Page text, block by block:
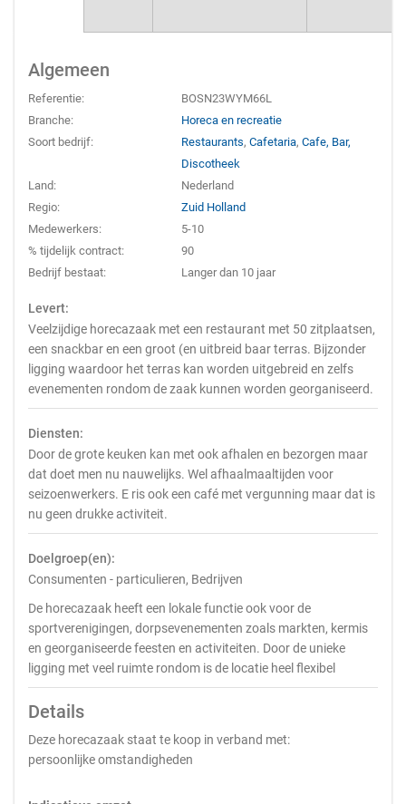
Algemeen
Referentie:
BOSN23WYM66L
Branche:
Horeca en recreatie
Soort bedrijf:
Restaurants,Cafetaria,Cafe, Bar,
Discotheek
Land:
Nederland
Regio:
Zuid Holland
Medewerkers:
5-10
% tijdelijk contract:
90
Bedrijf bestaat:
Langer dan 10 jaar
Levert:
Veelzijdige horecazaak met een restaurant met 50 zitplaatsen,
een snackbar en een groot (en uitbreid baar terras. Bijzonder
ligging waardoor het terras kan worden uitgebreid en zelfs
evenementen rondom de zaak kunnen worden georganiseerd.
Diensten:
Door de grote keuken kan met ook afhalen en bezorgen maar
dat doet men nu nauwelijks. Wel afhaalmaaltijden voor
seizoenwerkers. E ris ook een café met vergunning maar dat is
nu geen drukke activiteit.
Doelgroep(en):
Consumenten - particulieren, Bedrijven
De horecazaak heeft een lokale functie ook voor de
sportverenigingen, dorpsevenementen zoals markten, kermis
en georganiseerde feesten en activiteiten. Door de unieke
ligging met veel ruimte rondom is de locatie heel flexibel
Details
Deze horecazaak staat te koop in verband met:
persoonlijke omstandigheden